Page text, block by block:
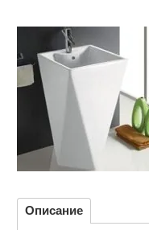
Описание